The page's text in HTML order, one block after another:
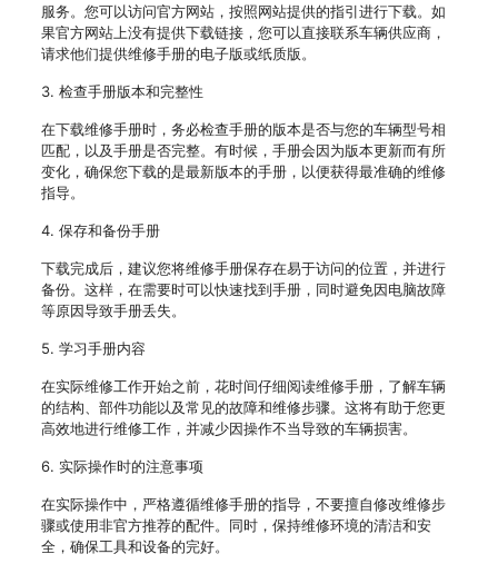
服务。您可以访问官方网站，按照网站提供的指引进行下载。如
果官方网站上没有提供下载链接，您可以直接联系车辆供应商，
请求他们提供维修手册的电子版或纸质版。
3. 检查手册版本和完整性
在下载维修手册时，务必检查手册的版本是否与您的车辆型号相
匹配，以及手册是否完整。有时候，手册会因为版本更新而有所
变化，确保您下载的是最新版本的手册，以便获得最准确的维修
指导。
4. 保存和备份手册
下载完成后，建议您将维修手册保存在易于访问的位置，并进行
备份。这样，在需要时可以快速找到手册，同时避免因电脑故障
等原因导致手册丢失。
5. 学习手册内容
在实际维修工作开始之前，花时间仔细阅读维修手册，了解车辆
的结构、部件功能以及常见的故障和维修步骤。这将有助于您更
高效地进行维修工作，并减少因操作不当导致的车辆损害。
6. 实际操作时的注意事项
在实际操作中，严格遵循维修手册的指导，不要擅自修改维修步
骤或使用非官方推荐的配件。同时，保持维修环境的清洁和安
全，确保工具和设备的完好。